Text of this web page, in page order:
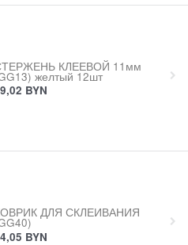
КЛЕЕВОЙ 11мм
желтый 12шт
BYN
ДЛЯ СКЛЕИВАНИЯ
BYN